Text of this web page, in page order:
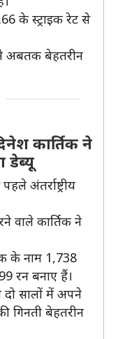
के स्ट्राइक रेट से
अबतक बेहतरीन
कार्तिक ने
डेब्यू
अंतर्राष्ट्रीय
वाले कार्तिक ने
के नाम 1,738
रन बनाए हैं।
सालों में अपने
बेहतरीन